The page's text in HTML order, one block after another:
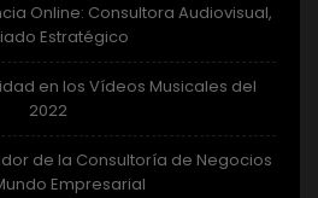
Online: Consultora Audiovisual,
Estratégico
en los Vídeos Musicales del
2022
de la Consultoría de Negocios
Empresarial